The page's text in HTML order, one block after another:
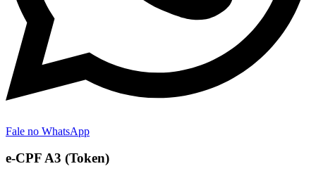
Fale no WhatsApp
e-CPF A3 (Token)